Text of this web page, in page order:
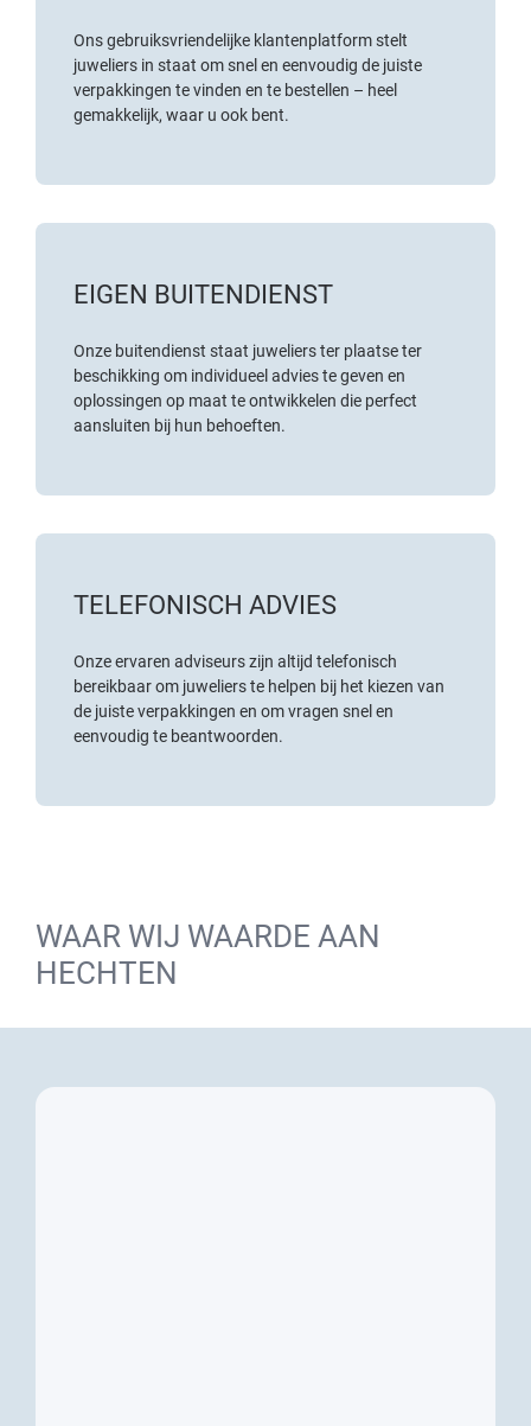
Ons gebruiksvriendelijke klantenplatform stelt
juweliers in staat om snel en eenvoudig de juiste
verpakkingen te vinden en te bestellen – heel
gemakkelijk, waar u ook bent.
EIGEN BUITENDIENST
Onze buitendienst staat juweliers ter plaatse ter
beschikking om individueel advies te geven en
oplossingen op maat te ontwikkelen die perfect
aansluiten bij hun behoeften.
TELEFONISCH ADVIES
Onze ervaren adviseurs zijn altijd telefonisch
bereikbaar om juweliers te helpen bij het kiezen van
de juiste verpakkingen en om vragen snel en
eenvoudig te beantwoorden.
WAAR WIJ WAARDE AAN
HECHTEN